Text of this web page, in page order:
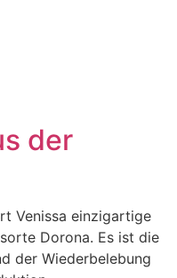
der
Venissa einzigartige
Dorona. Es ist die
der Wiederbelebung